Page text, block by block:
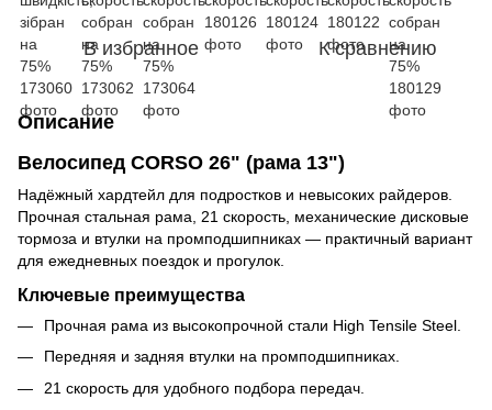
В избранное К сравнению
Описание
Велосипед CORSO 26" (рама 13")
Надёжный хардтейл для подростков и невысоких райдеров.
Прочная стальная рама, 21 скорость, механические дисковые
тормоза и втулки на промподшипниках — практичный вариант
для ежедневных поездок и прогулок.
Ключевые преимущества
Прочная рама из высокопрочной стали High Tensile Steel.
Передняя и задняя втулки на промподшипниках.
21 скорость для удобного подбора передач.